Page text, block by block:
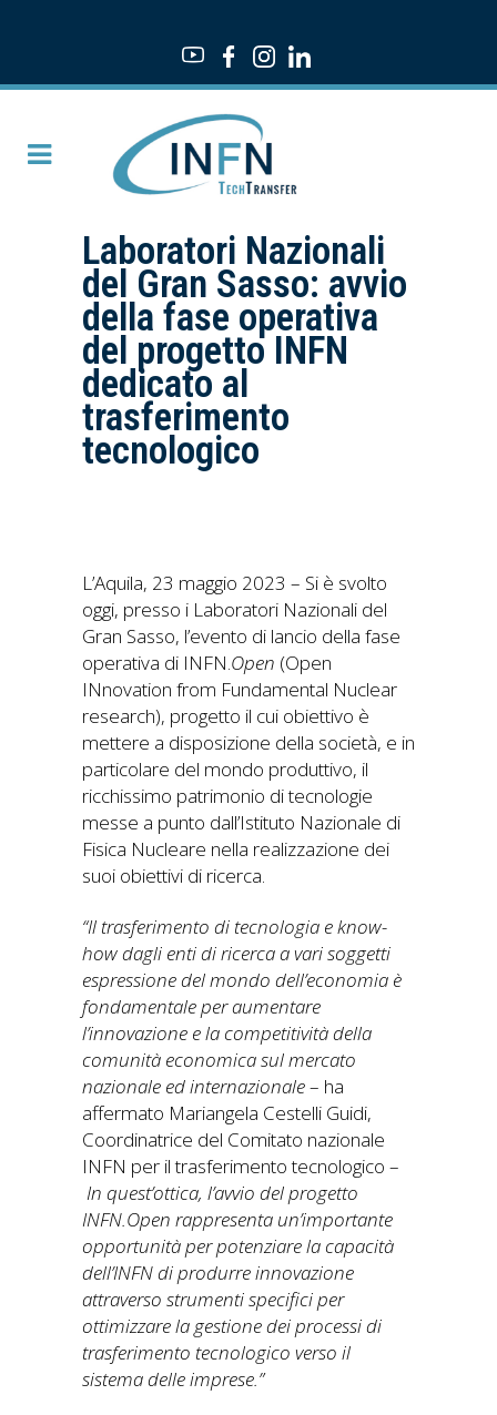
Laboratori Nazionali
del Gran Sasso: avvio
della fase operativa
del progetto INFN
dedicato al
trasferimento
tecnologico
L’Aquila, 23 maggio 2023 – Si è svolto
oggi, presso i Laboratori Nazionali del
Gran Sasso, l’evento di lancio della fase
operativa di INFN. Open (Open
INnovation from Fundamental Nuclear
research), progetto il cui obiettivo è
mettere a disposizione della società, e in
particolare del mondo produttivo, il
ricchissimo patrimonio di tecnologie
messe a punto dall’Istituto Nazionale di
Fisica Nucleare nella realizzazione dei
suoi obiettivi di ricerca.
“Il trasferimento di tecnologia e know-
how dagli enti di ricerca a vari soggetti
espressione del mondo dell’economia è
fondamentale per aumentare
l’innovazione e la competitività della
comunità economica sul mercato
nazionale ed internazionale– ha
affermato Mariangela Cestelli Guidi,
Coordinatrice del Comitato nazionale
INFN per il trasferimento tecnologico –
In quest’ottica, l’avvio del progetto
INFN.Open rappresenta un’importante
opportunità per potenziare la capacità
dell’INFN di produrre innovazione
attraverso strumenti specifici per
ottimizzare la gestione dei processi di
trasferimento tecnologico verso il
sistema delle imprese.”